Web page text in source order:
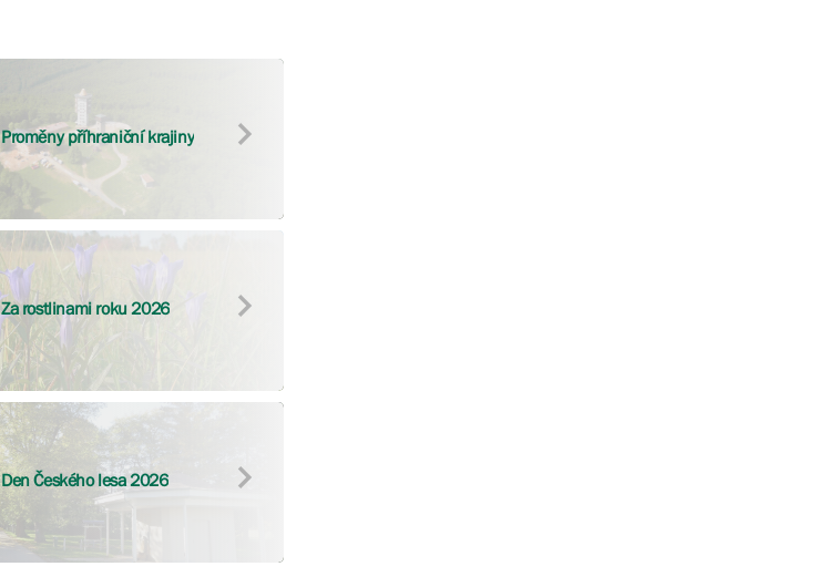
Proměny příhraniční krajiny
Za rostlinami roku 2026
Den Českého lesa 2026